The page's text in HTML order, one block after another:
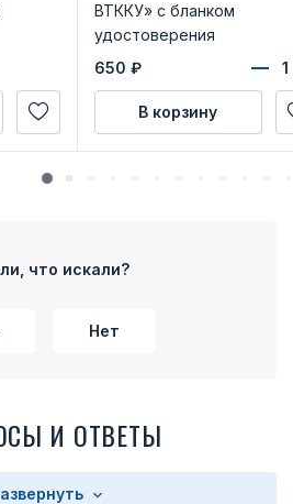
ВТККУ» с бланком
удостоверения
650 ₽
В корзину
что искали?
Нет
И ОТВЕТЫ